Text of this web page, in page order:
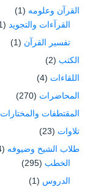
القرآن وعلومه (1)
القرآءات والتجويد (1)
تفسير القرآن (1)
الكتب (2)
اللقاءات (4)
المحاضرات (270)
المقتطفات والمختارات
تلاوات (23)
طلاب الشيخ وضيوفه (934)
الخطب (295)
الدروس (1)